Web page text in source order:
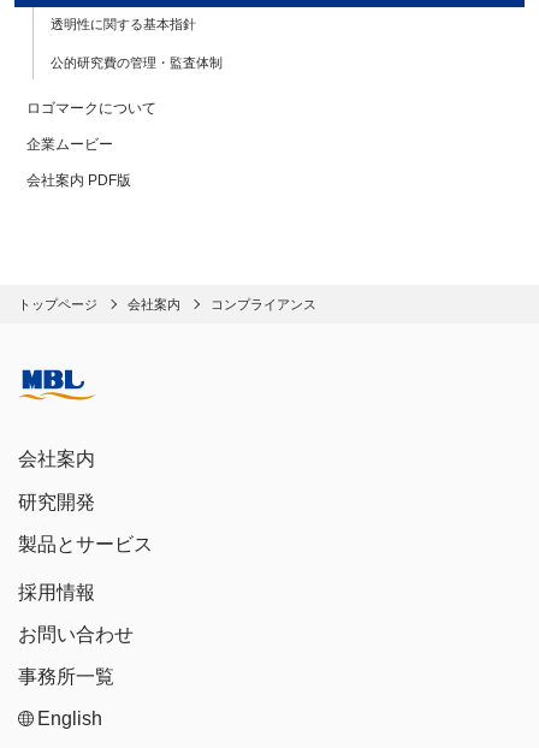
透明性に関する基本指針
公的研究費の管理・監査体制
ロゴマークについて
企業ムービー
会社案内 PDF版
トップページ 会社案内 コンプライアンス
会社案内
研究開発
製品とサービス
採用情報
お問い合わせ
事務所一覧
English